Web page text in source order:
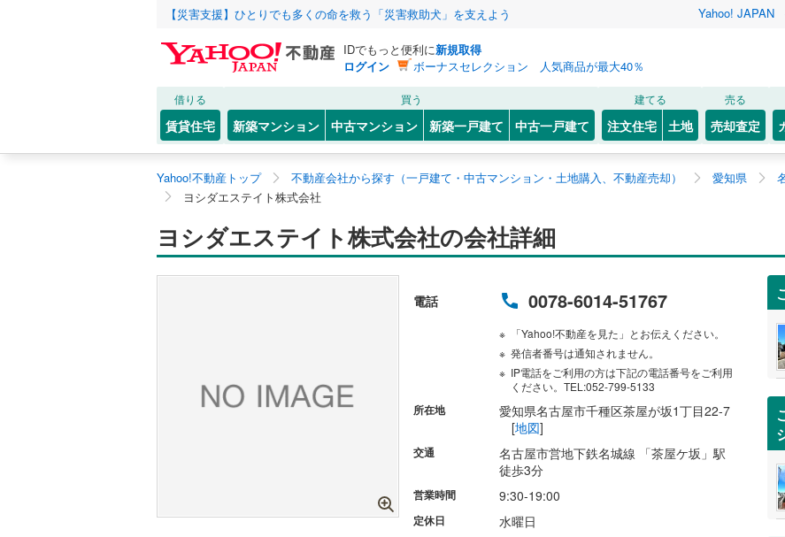
【災害支援】ひとりでも多くの命を救う「災害救助犬」を支えよう Yahoo! JAPAN
IDでもっと便利に新規取得
ログイン
ボーナスセレクション 人気商品が最大40％
借りる
賃貸住宅
買う
新築マンション 中古マンション 新築一戸建て 中古一戸建て
建てる
注文住宅 土地
売る
売却査定
Yahoo!不動産トップ 不動産会社から探す（一戸建て・中古マンション・土地購入、不動産売却） 愛知県
ヨシダエステイト株式会社
ヨシダエステイト株式会社の会社詳細
電話 0078-6014-51767
「Yahoo!不動産を見た」とお伝えください。
発信者番号は通知されません。
IP電話をご利用の方は下記の電話番号をご利用
ください。TEL:052-799-5133
所在地
愛知県名古屋市千種区茶屋が坂1丁目22-7
[地図]
交通
名古屋市営地下鉄名城線 「茶屋ケ坂」駅
徒歩3分
営業時間 9:30-19:00
定休日 水曜日